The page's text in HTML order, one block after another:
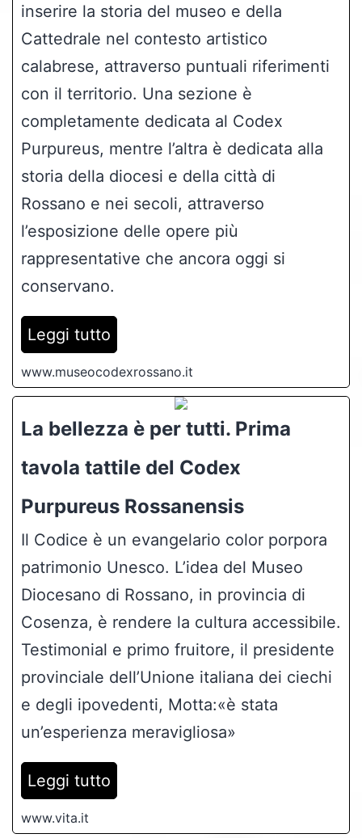
inserire la storia del museo e della
Cattedrale nel contesto artistico
calabrese, attraverso puntuali riferimenti
con il territorio. Una sezione è
completamente dedicata al Codex
Purpureus, mentre l’altra è dedicata alla
storia della diocesi e della città di
Rossano e nei secoli, attraverso
l’esposizione delle opere più
rappresentative che ancora oggi si
conservano.
Leggi tutto
www.museocodexrossano.it
La bellezza è per tutti. Prima
tavola tattile del Codex
Purpureus Rossanensis
Il Codice è un evangelario color porpora
patrimonio Unesco. L’idea del Museo
Diocesano di Rossano, in provincia di
Cosenza, è rendere la cultura accessibile.
Testimonial e primo fruitore, il presidente
provinciale dell’Unione italiana dei ciechi
e degli ipovedenti, Motta:«è stata
un’esperienza meravigliosa»
Leggi tutto
www.vita.it